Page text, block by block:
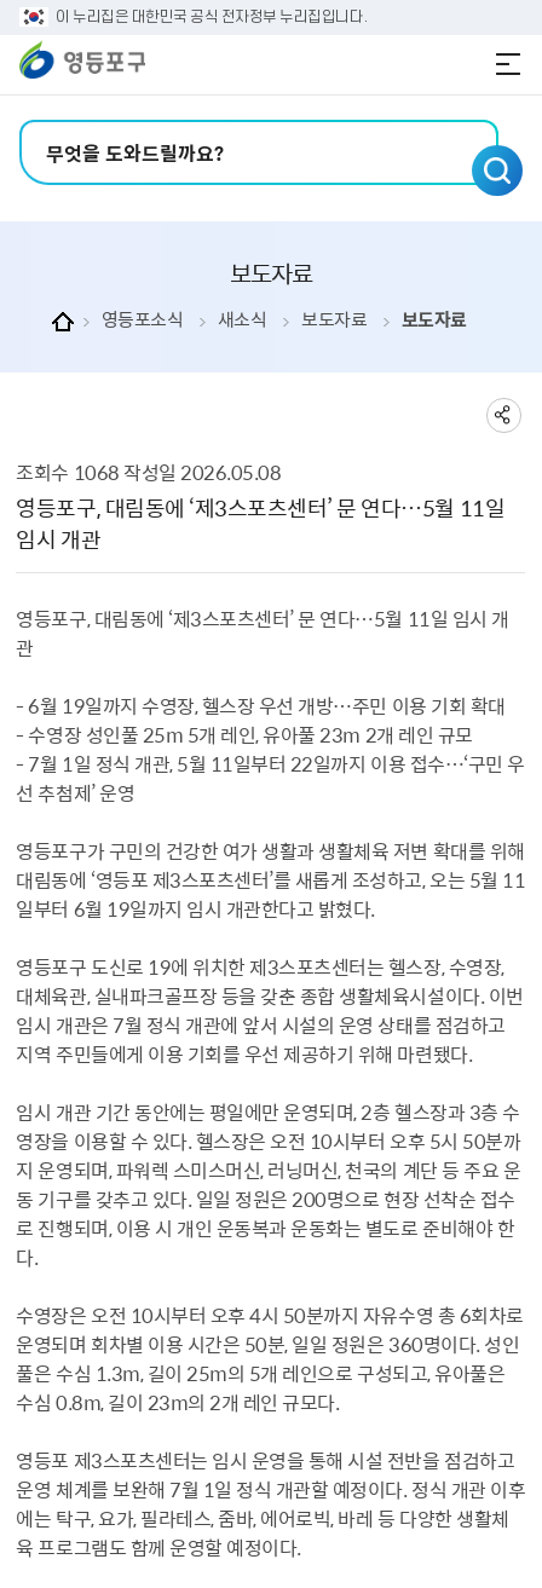
본문 바로가기
주메뉴 바로가기
이 누리집은 대한민국 공식 전자정부 누리집입니다.
보도자료
영등포소식 새소식 보도자료 보도자료
조회수 1068 작성일 2026.05.08
영등포구, 대림동에 ‘제3스포츠센터’ 문 연다…5월 11일
임시 개관
영등포구, 대림동에 ‘제3스포츠센터’ 문 연다…5월 11일 임시 개
관
- 6월 19일까지 수영장, 헬스장 우선 개방…주민 이용 기회 확대
- 수영장 성인풀 25m 5개 레인, 유아풀 23m 2개 레인 규모
- 7월 1일 정식 개관, 5월 11일부터 22일까지 이용 접수…‘구민 우
선 추첨제’ 운영
영등포구가 구민의 건강한 여가 생활과 생활체육 저변 확대를 위해
대림동에 ‘영등포 제3스포츠센터’를 새롭게 조성하고, 오는 5월 11
일부터 6월 19일까지 임시 개관한다고 밝혔다.
영등포구 도신로 19에 위치한 제3스포츠센터는 헬스장, 수영장,
대체육관, 실내파크골프장 등을 갖춘 종합 생활체육시설이다. 이번
임시 개관은 7월 정식 개관에 앞서 시설의 운영 상태를 점검하고
지역 주민들에게 이용 기회를 우선 제공하기 위해 마련됐다.
임시 개관 기간 동안에는 평일에만 운영되며, 2층 헬스장과 3층 수
영장을 이용할 수 있다. 헬스장은 오전 10시부터 오후 5시 50분까
지 운영되며, 파워렉 스미스머신, 러닝머신, 천국의 계단 등 주요 운
동 기구를 갖추고 있다. 일일 정원은 200명으로 현장 선착순 접수
로 진행되며, 이용 시 개인 운동복과 운동화는 별도로 준비해야 한
다.
수영장은 오전 10시부터 오후 4시 50분까지 자유수영 총 6회차로
운영되며 회차별 이용 시간은 50분, 일일 정원은 360명이다. 성인
풀은 수심 1.3m, 길이 25m의 5개 레인으로 구성되고, 유아풀은
수심 0.8m, 길이 23m의 2개 레인 규모다.
영등포 제3스포츠센터는 임시 운영을 통해 시설 전반을 점검하고
운영 체계를 보완해 7월 1일 정식 개관할 예정이다. 정식 개관 이후
에는 탁구, 요가, 필라테스, 줌바, 에어로빅, 바레 등 다양한 생활체
육 프로그램도 함께 운영할 예정이다.